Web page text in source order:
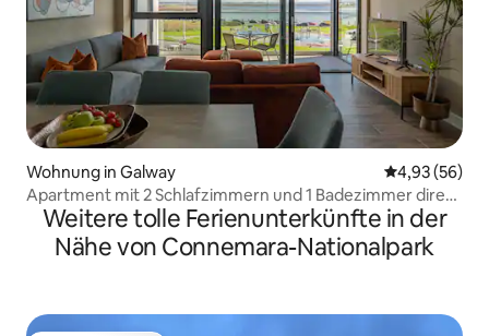
Wohnung in Galway
4,93 (56)
Apartment mit 2 Schlafzimmern und 1 Badezimmer direkt
am Meer
Weitere tolle Ferienunterkünfte in der
Nähe von Connemara-Nationalpark